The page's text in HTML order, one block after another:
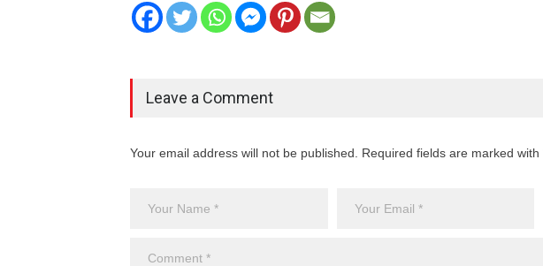
Leave a Comment
Your email address will not be published. Required fields are marked with